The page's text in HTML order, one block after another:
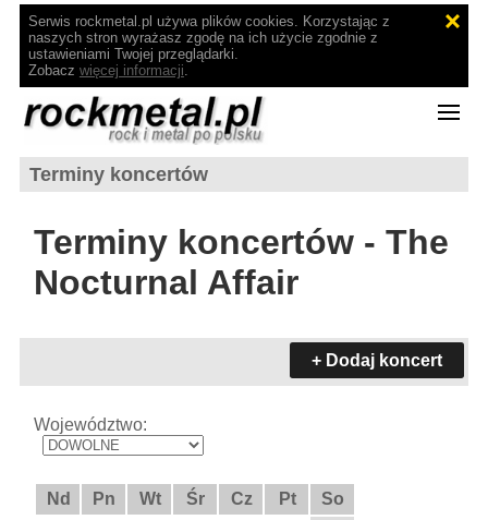
Serwis rockmetal.pl używa plików cookies. Korzystając z
naszych stron wyrażasz zgodę na ich użycie zgodnie z
ustawieniami Twojej przeglądarki.
Zobacz więcej informacji.
Terminy koncertów
Terminy koncertów - The
Nocturnal Affair
+ Dodaj koncert
Województwo:
Nd Pn Wt Śr Cz Pt
So